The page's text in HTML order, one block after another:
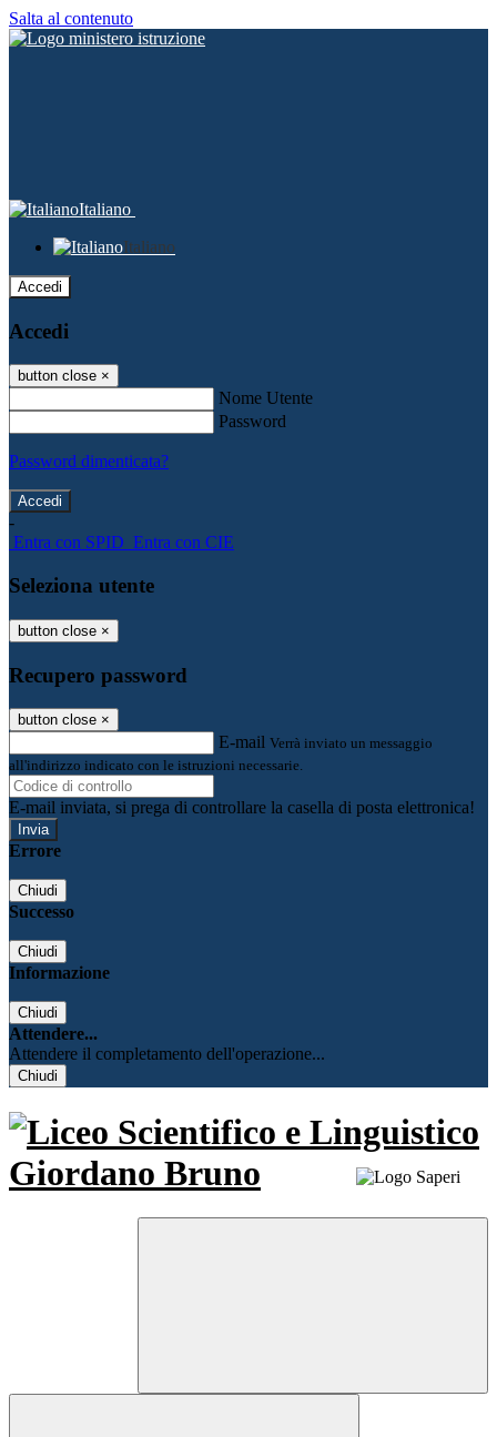
Salta al contenuto
Italiano
Italiano
Accedi
Accedi
button close ×
Nome Utente
Password
Password dimenticata?
-
Entra con SPID Entra con CIE
Seleziona utente
button close ×
Recupero password
button close ×
E-mail Verrà inviato un messaggio
all'indirizzo indicato con le istruzioni necessarie.
E-mail inviata, si prega di controllare la casella di posta elettronica!
Errore
Chiudi
Successo
Chiudi
Informazione
Chiudi
Attendere...
Attendere il completamento dell'operazione...
Chiudi